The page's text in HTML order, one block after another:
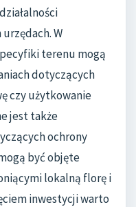
W
terenu mogą
dotyczących
czy użytkowanie
jest także
ochrony
być objęte
lokalną florę i
inwestycji warto